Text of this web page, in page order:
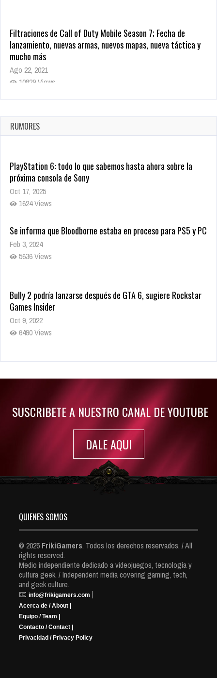
Filtraciones de Call of Duty Mobile Season 7; Fecha de
lanzamiento, nuevas armas, nuevos mapas, nueva táctica y
mucho más
Ago 22, 2021
10829 Views
La configuración de Call of Duty 2021 aparentemente ya fue
Ago 8, 2021
10010 Views
RUMORES
PlayStation 6: todo lo que sabemos hasta ahora sobre la
próxima consola de Sony
Oct 17, 2025
1624 Views
Se informa que Bloodborne estaba en proceso para PS5 y PC
Feb 3, 2024
5636 Views
Bully 2 podría lanzarse después de GTA 6, sugiere Rockstar
Games Insider
Oct 9, 2022
6490 Views
Rumor: Se filtran los primeros detalles de Resident Evil 9
SUSCRIBETE A NUESTRO CANAL DE YOUTUBE
DALE AQUI
QUIENES SOMOS
© 2025 FrikiGamers. Todos los derechos reservados. / All
rights reserved.
Medio independiente dedicado a videojuegos, tecnología y
cultura geek. / Independent media covering gaming, tech,
and geek culture.
📧 info@frikigamers.com |
Acerca de / About |
Equipo / Team |
Contacto / Contact |
Privacidad / Privacy Policy